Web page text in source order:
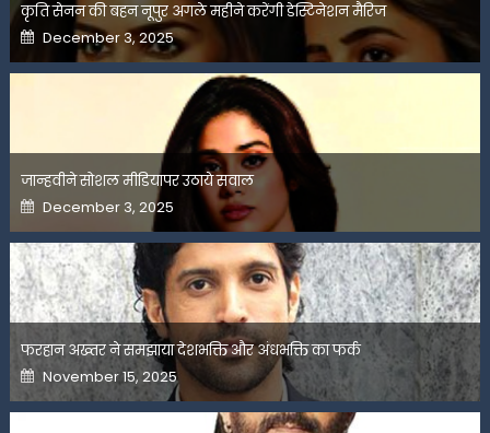
कृति सेनन की बहन नूपुर अगले महीने करेंगी डेस्टिनेशन मैरिज
Posted
on
December 3, 2025
जान्हवीने सोशल मीडियापर उठाये सवाल
Posted
on
December 3, 2025
फरहान अख्तर ने समझाया देशभक्ति और अंधभक्ति का फर्क
Posted
on
November 15, 2025